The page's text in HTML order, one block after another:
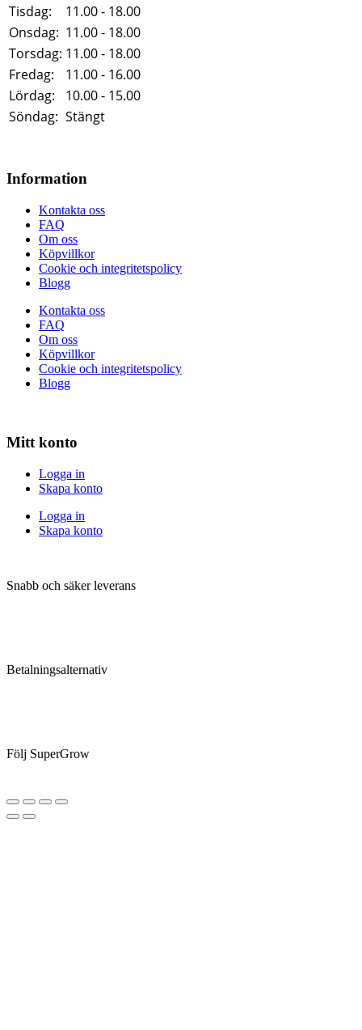
Tisdag:
11.00 - 18.00
Onsdag: 11.00 - 18.00
Torsdag: 11.00 - 18.00
Fredag:
11.00 - 16.00
Lördag:
10.00 - 15.00
Söndag: Stängt
Information
Kontakta oss
FAQ
Om oss
Köpvillkor
Cookie och integritetspolicy
Blogg
Kontakta oss
FAQ
Om oss
Köpvillkor
Cookie och integritetspolicy
Blogg
Mitt konto
Logga in
Skapa konto
Logga in
Skapa konto
Snabb och säker leverans
Betalningsalternativ
Följ SuperGrow